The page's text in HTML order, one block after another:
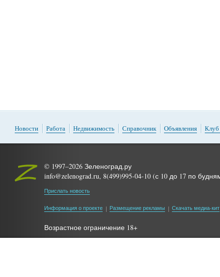
Новости Работа Недвижимость Справочник Объявления Клуб
© 1997–2026 Зеленоград.ру
info@zelenograd.ru, 8(499)995-04-10 (с 10 до 17 по
Прислать новость
Информация о проекте Размещение рекламы Скачать медиа-кит
Возрастное ограничение 18+